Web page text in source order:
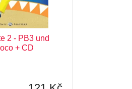
2 - PB3 und
+ CD